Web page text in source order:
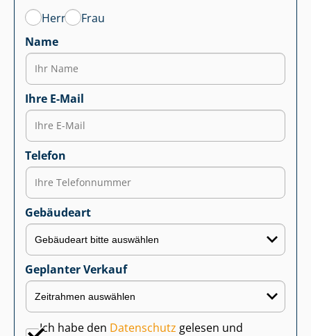
Herr
Frau
Name
Ihre E-Mail
Telefon
Gebäudeart
Geplanter Verkauf
Ich habe den Datenschutz gelesen und